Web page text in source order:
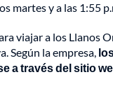
martes y a las 1:55
viajar a los Llanos
Según la empresa,
a través del sitio